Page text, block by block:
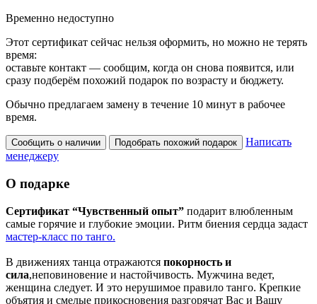
Временно недоступно
Этот сертификат сейчас нельзя оформить, но можно не терять
время:
оставьте контакт — сообщим, когда он снова появится, или
сразу подберём похожий подарок по возрасту и бюджету.
Обычно предлагаем замену в течение 10 минут в рабочее
время.
Сообщить о наличии Подобрать похожий подарок
Написать
менеджеру
О подарке
Сертификат “Чувственный опыт” подарит влюбленным
самые горячие и глубокие эмоции. Ритм биения сердца задаст
мастер-класс по танго.
В движениях танца отражаются покорность и
сила,неповиновение и настойчивость. Мужчина ведет,
женщина следует. И это нерушимое правило танго. Крепкие
объятия и смелые прикосновения разгорячат Вас и Вашу